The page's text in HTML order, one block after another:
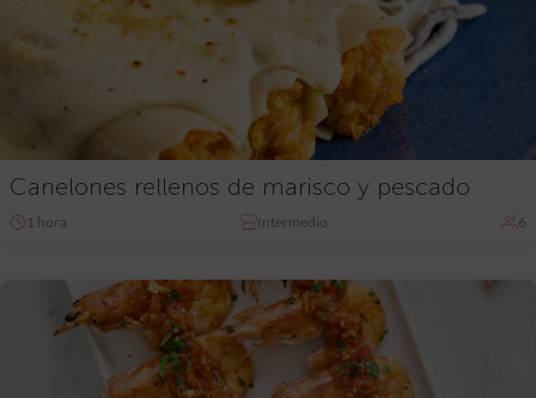
Canelones rellenos de marisco y pescado
1 hora Intermedio 6